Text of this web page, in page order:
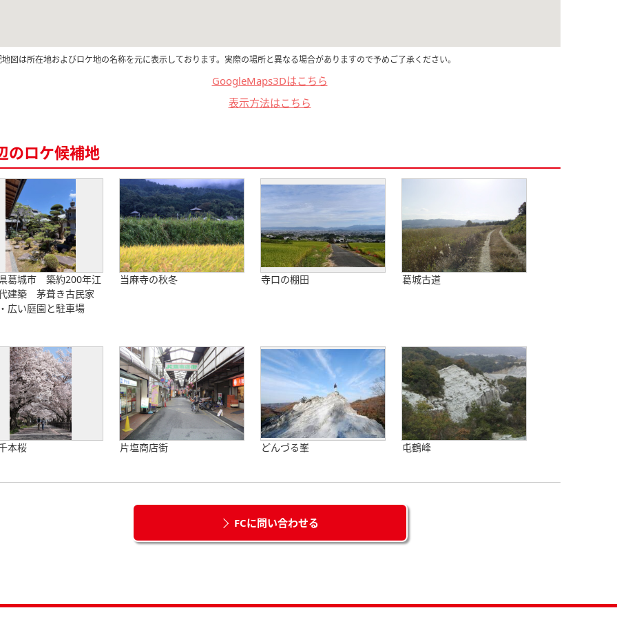
図は所在地およびロケ地の名称を元に表示しております。実際の場所と異なる場合がありますので予めご了承ください。
GoogleMaps3Dはこちら
表示方法はこちら
のロケ候補地
葛城市 築約200年江
建築 茅葺き古民家
・広い庭園と駐車場
当麻寺の秋冬 寺口の棚田 葛城古道
本桜 片塩商店街 どんづる峯 屯鶴峰
FCに問い合わせる